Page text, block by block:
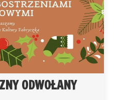
ODWOŁANY